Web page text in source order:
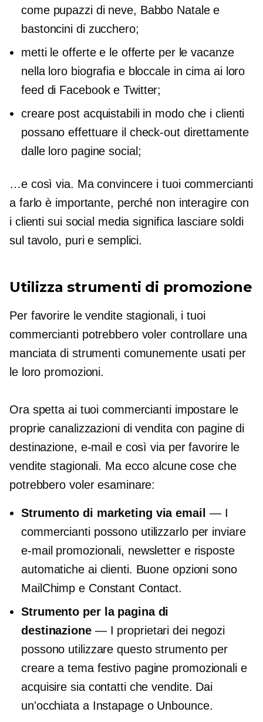
come pupazzi di neve, Babbo Natale e
bastoncini di zucchero;
metti le offerte e le offerte per le vacanze
nella loro biografia e bloccale in cima ai loro
feed di Facebook e Twitter;
creare post acquistabili in modo che i clienti
possano effettuare il check-out direttamente
dalle loro pagine social;
…e così via. Ma convincere i tuoi commercianti
a farlo è importante, perché non interagire con
i clienti sui social media significa lasciare soldi
sul tavolo, puri e semplici.
Utilizza strumenti di promozione
Per favorire le vendite stagionali, i tuoi
commercianti potrebbero voler controllare una
manciata di strumenti comunemente usati per
le loro promozioni.
Ora spetta ai tuoi commercianti impostare le
proprie canalizzazioni di vendita con pagine di
destinazione, e-mail e così via per favorire le
vendite stagionali. Ma ecco alcune cose che
potrebbero voler esaminare:
Strumento di marketing via email — I
commercianti possono utilizzarlo per inviare
e-mail promozionali, newsletter e risposte
automatiche ai clienti. Buone opzioni sono
MailChimp e Constant Contact.
Strumento per la pagina di
destinazione— I proprietari dei negozi
possono utilizzare questo strumento per
crearea tema festivopagine promozionali e
acquisire sia contatti che vendite. Dai
un'occhiata a Instapage o Unbounce.